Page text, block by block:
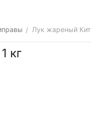
/ Лук жареный
кг